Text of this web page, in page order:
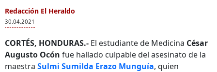
Redacción El Heraldo
30.04.2021
CORTÉS, HONDURAS.- El estudiante de Medicina César
Augusto Ocón fue hallado culpable del asesinato de la
maestra Sulmi Sumilda Erazo Munguía, quien